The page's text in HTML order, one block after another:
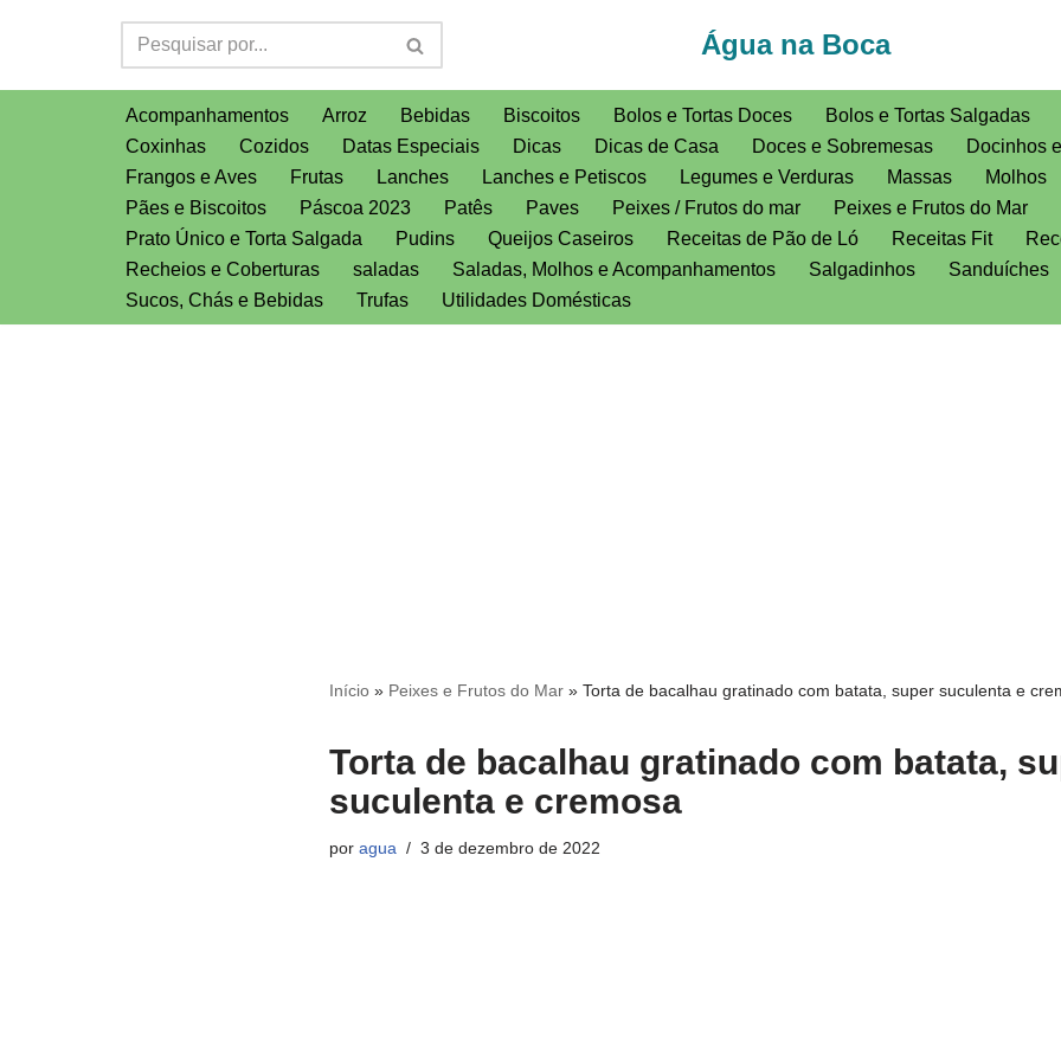
Água na Boca
Acompanhamentos Arroz Bebidas Biscoitos Bolos e Tortas Doces Bolos e Tortas Salgadas
Coxinhas
Cozidos Datas Especiais Dicas Dicas de Casa Doces e Sobremesas Docinhos
Frangos e Aves
Frutas Lanches Lanches e Petiscos Legumes e Verduras Massas Molhos
Pães e Biscoitos
Páscoa 2023 Patês Paves Peixes / Frutos do mar Peixes e Frutos do Mar
Prato Único e Torta Salgada
Pudins Queijos Caseiros Receitas de Pão de Ló Receitas Fit
Recheios e Coberturas
saladas Saladas, Molhos e Acompanhamentos Salgadinhos Sanduíches
Sucos, Chás e Bebidas
Trufas Utilidades Domésticas
Início» Peixes e Frutos do Mar» Torta de bacalhau gratinado com batata, super suculenta e
Torta de bacalhau gratinado com batata,
suculenta e cremosa
por agua 3 de dezembro de 2022